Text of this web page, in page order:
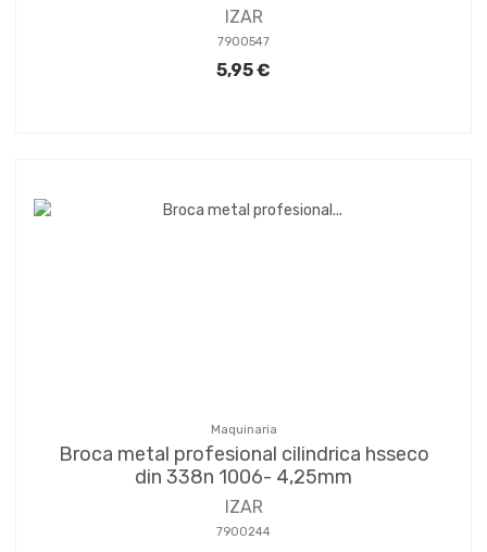
IZAR
7900547
5,95 €
Maquinaria
Broca metal profesional cilindrica hsseco
din 338n 1006- 4,25mm
IZAR
7900244